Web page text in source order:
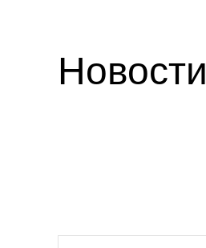
Новости